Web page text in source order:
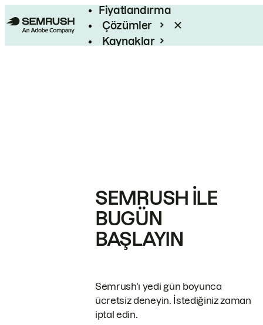
Fiyatlandırma
Çözümler
Kaynaklar
SEMRUSH ILE
BUGÜN
BAŞLAYIN
Semrush'ı yedi gün boyunca
ücretsiz deneyin. İstediğiniz zaman
iptal edin.